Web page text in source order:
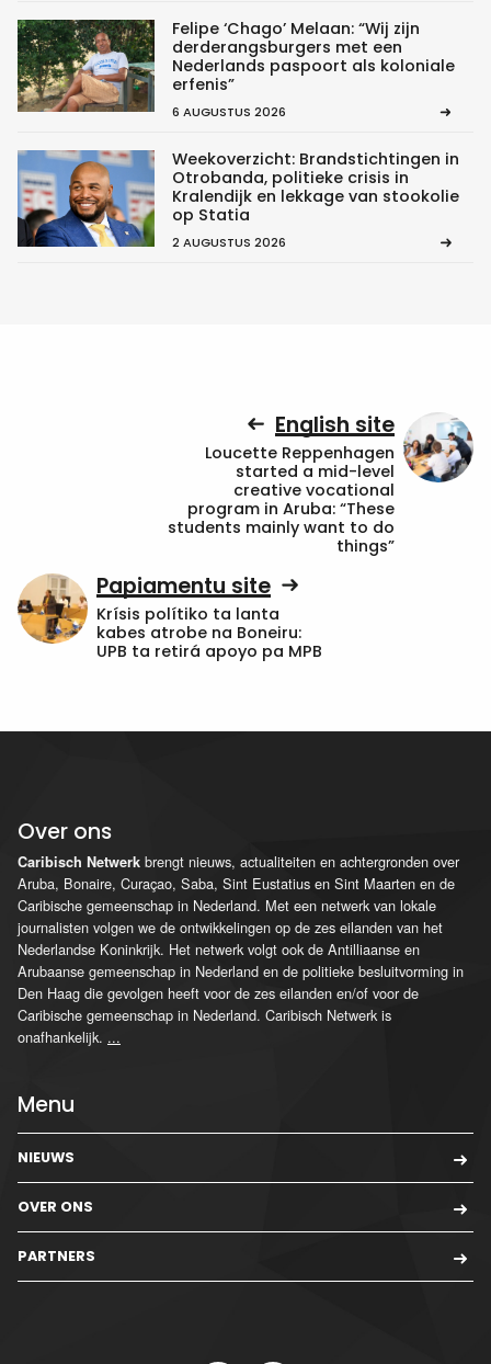
Felipe ‘Chago’ Melaan: “Wij zijn
derderangsburgers met een
Nederlands paspoort als koloniale
erfenis”
6 AUGUSTUS 2026
Weekoverzicht: Brandstichtingen in
Otrobanda, politieke crisis in
Kralendijk en lekkage van stookolie
op Statia
2 AUGUSTUS 2026
English site
Loucette Reppenhagen
started a mid-level
creative vocational
program in Aruba: “These
students mainly want to do
things”
Papiamentu site
Krísis polítiko ta lanta
kabes atrobe na Boneiru:
UPB ta retirá apoyo pa MPB
Over ons
Caribisch Netwerk brengt nieuws, actualiteiten en achtergronden over
Aruba, Bonaire, Curaçao, Saba, Sint Eustatius en Sint Maarten en de
Caribische gemeenschap in Nederland. Met een netwerk van lokale
journalisten volgen we de ontwikkelingen op de zes eilanden van het
Nederlandse Koninkrijk. Het netwerk volgt ook de Antilliaanse en
Arubaanse gemeenschap in Nederland en de politieke besluitvorming in
Den Haag die gevolgen heeft voor de zes eilanden en/of voor de
Caribische gemeenschap in Nederland. Caribisch Netwerk is
onafhankelijk. ...
Menu
NIEUWS
OVER ONS
PARTNERS